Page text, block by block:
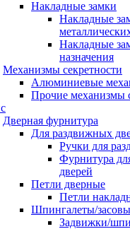
Накладные замки
Накладные
Накладные
назначения
Механизмы секретности
Алюминиевые
Прочие механизмы
Дверная фурнитура
Для раздвижных
Ручки для
Фурнитура
дверей
Петли дверные
Петли
Шпингалеты/
Задвижки/